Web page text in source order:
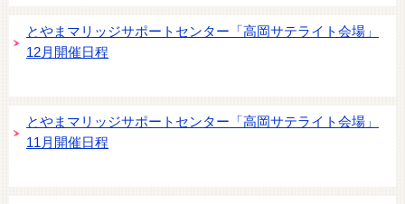
とやまマリッジサポートセンター「高岡サテライト会場」
12月開催日程
とやまマリッジサポートセンター「高岡サテライト会場」
11月開催日程